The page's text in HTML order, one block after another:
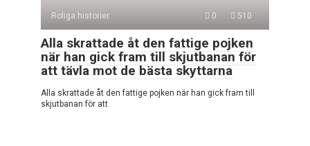
Roliga historier 0 510
Alla skrattade åt den fattige pojken
när han gick fram till skjutbanan för
att tävla mot de bästa skyttarna
Alla skrattade åt den fattige pojken när han gick fram till
skjutbanan för att